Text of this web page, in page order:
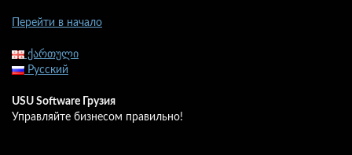
Перейти в начало
ქართული
Русский
USU Software Грузия
Управляйте бизнесом правильно!